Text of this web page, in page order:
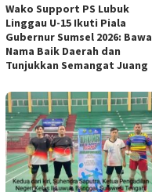
Wako Support PS Lubuk
Linggau U-15 Ikuti Piala
Gubernur Sumsel 2026: Bawa
Nama Baik Daerah dan
Tunjukkan Semangat Juang